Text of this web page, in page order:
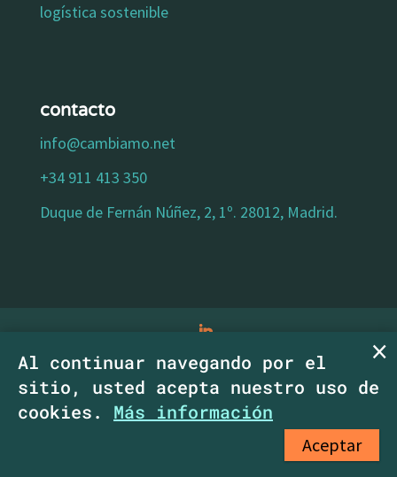
logística sostenible
contacto
info@cambiamo.net
+34 911 413 350
Duque de Fernán Núñez, 2, 1º. 28012, Madrid.
aviso legal|política de privacidad |política
de cookies|declaracion de accesibilidad
Copyright CambiaMO SCM.
Al continuar navegando por el
sitio, usted acepta nuestro uso de
cookies. Más información
Aceptar